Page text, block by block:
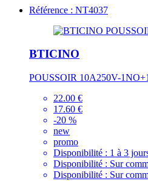
Référence : NT4037
BTICINO
POUSSOIR 10A250V-
22.00 €
17.60 €
-20 %
new
promo
Disponibilité : 1 à 3
Disponibilité : Sur
Disponibilité : Sur